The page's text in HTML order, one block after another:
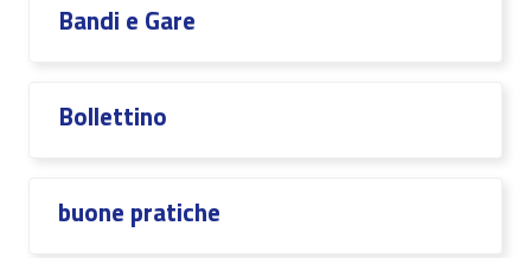
Bandi e Gare
Bollettino
buone pratiche